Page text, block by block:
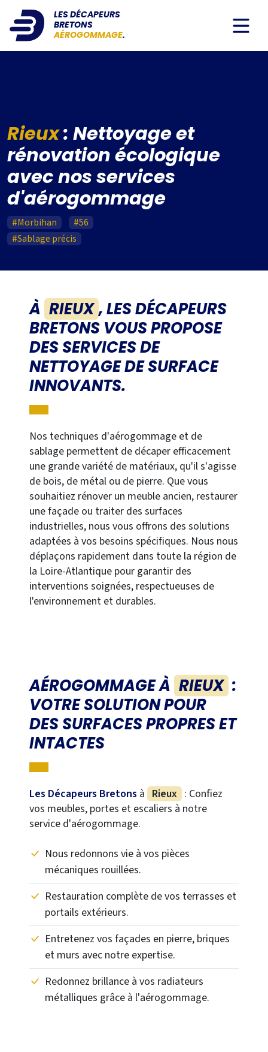
LES DÉCAPEURS
BRETONS
AÉROGOMMAGE.
Rieux: Nettoyage et
rénovation écologique
avec nos services
d'aérogommage
#Morbihan
#56
#Sablage précis
À RIEUX ,LES DÉCAPEURS
BRETONS VOUS PROPOSE
DES SERVICES DE
NETTOYAGE DE SURFACE
INNOVANTS.
Nos techniques d'aérogommage et de
sablage permettent de décaper efficacement
une grande variété de matériaux, qu'il s'agisse
de bois, de métal ou de pierre. Que vous
souhaitiez rénover un meuble ancien, restaurer
une façade ou traiter des surfaces
industrielles, nous vous offrons des solutions
adaptées à vos besoins spécifiques. Nous nous
déplaçons rapidement dans toute la région de
la Loire-Atlantique pour garantir des
interventions soignées, respectueuses de
l'environnement et durables.
AÉROGOMMAGE À RIEUX :
VOTRE SOLUTION POUR
DES SURFACES PROPRES ET
INTACTES
Les Décapeurs Bretons à Rieux : Confiez
vos meubles, portes et escaliers à notre
service d'aérogommage.
Nous redonnons vie à vos pièces
mécaniques rouillées.
Restauration complète de vos terrasses et
portails extérieurs.
Entretenez vos façades en pierre, briques
et murs avec notre expertise.
Redonnez brillance à vos radiateurs
métalliques grâce à l'aérogommage.